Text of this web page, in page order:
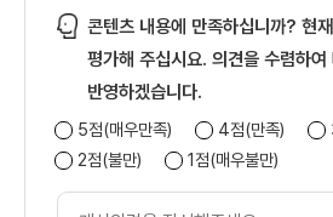
콘텐츠 내용에 만족하십니까? 현
평가해 주십시요. 의견을 수렴하여
반영하겠습니다.
5점(매우만족) 4점(만족)
2점(불만)
1점(매우불만)
개